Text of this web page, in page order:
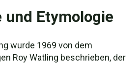
und Etymologie
wurde 1969 von dem
Roy Watling beschrieben, der